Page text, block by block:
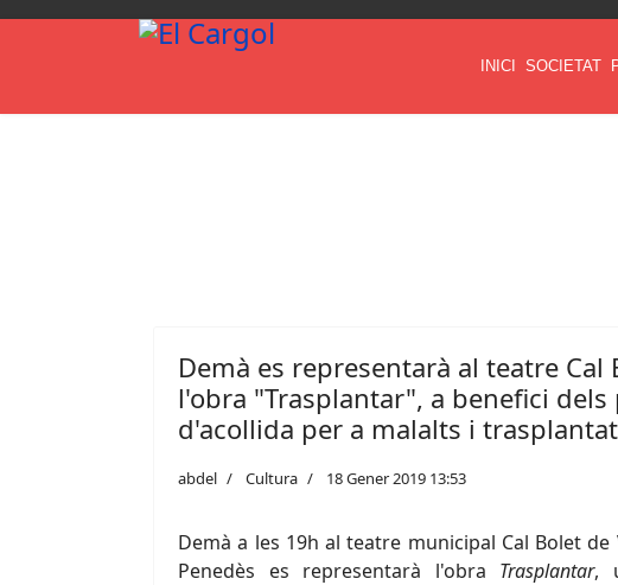
INICI SOCIETAT
Demà es representarà al teatre Cal
l'obra "Trasplantar", a benefici dels
d'acollida per a malalts i
abdel Cultura 18 Gener 2019 13:53
Demà a les 19h al teatre municipal Cal Bolet de
Penedès es representarà l'obra Trasplantar,